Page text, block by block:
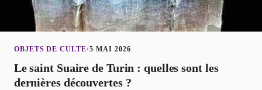
OBJETS DE CULTE·5 MAI 2026
Le saint Suaire de Turin : quelles sont les
dernières découvertes ?